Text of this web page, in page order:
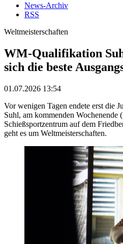
News-Archiv
RSS
Weltmeisterschaften
WM-Qualifikation
sich die beste
01.07.2026 13:54
Vor wenigen Tagen endete erst die
Suhl, am kommenden Wochenende
Schießsportzentrum auf dem
geht es um Weltmeisterschaften.